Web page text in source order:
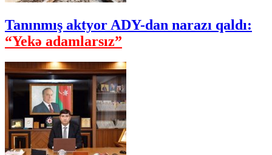
Tanınmış aktyor ADY-dan narazı qaldı:
“Yekə adamlarsız”